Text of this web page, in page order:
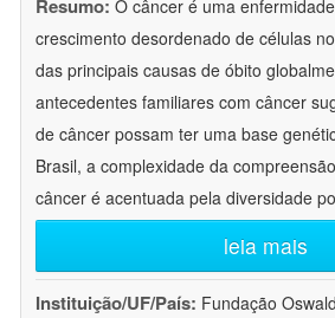
Resumo: O câncer é uma
crescimento desordenado de células
das principais causas de óbito
antecedentes familiares com câncer
de câncer possam ter uma base
Brasil, a complexidade da
câncer é acentuada pela diversidade
leia mais
Instituição/UF/País: Fundação